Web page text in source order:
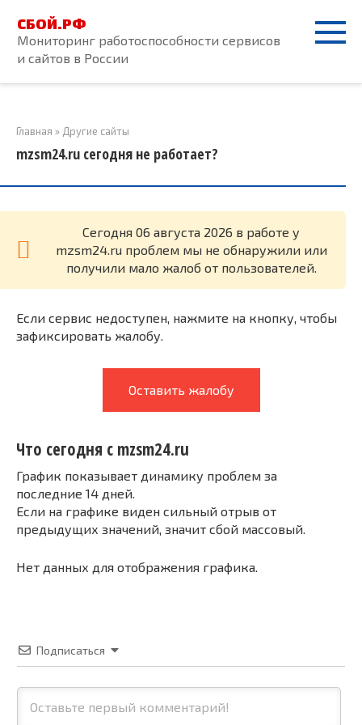
контенту
СБОЙ.РФ
Мониторинг работоспособности сервисов
и сайтов в России
Главная » Другие сайты
mzsm24.ru сегодня не работает?
Cегодня 06 августа 2026 в работе у
mzsm24.ru проблем мы не обнаружили или
получили мало жалоб от пользователей.
Если сервис недоступен, нажмите на кнопку, чтобы
зафиксировать жалобу.
Оставить жалобу
Что сегодня с mzsm24.ru
График показывает динамику проблем за
последние 14 дней.
Если на графике виден сильный отрыв от
предыдущих значений, значит сбой массовый.
Нет данных для отображения графика.
Подписаться